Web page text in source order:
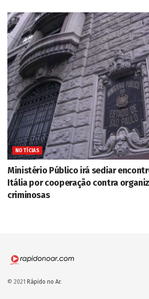
NOTÍCIAS
Ministério Público irá sediar
Itália por cooperação contra
criminosas
© 2021 Rápido no Ar.